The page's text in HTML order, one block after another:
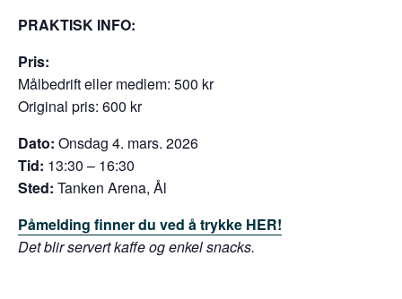
PRAKTISK INFO:
Pris:
Målbedrift eller medlem: 500 kr
Original pris: 600 kr
Dato: Onsdag 4. mars. 2026
Tid: 13:30 – 16:30
Sted: Tanken Arena, Ål
Påmelding finner du ved å trykke HER!
Det blir servert kaffe og enkel snacks.